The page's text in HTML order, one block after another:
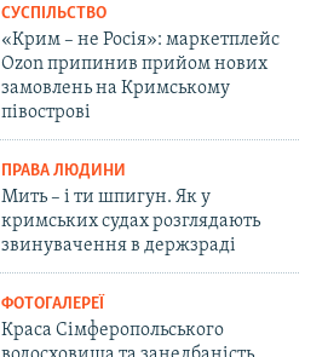
СУСПІЛЬСТВО
«Крим – не Росія»: маркетплейс
Ozon припинив прийом нових
замовлень на Кримському
півострові
ПРАВА ЛЮДИНИ
Мить – і ти шпигун. Як у
кримських судах розглядають
звинувачення в держзраді
ФОТОГАЛЕРЕЇ
Краса Сімферопольського